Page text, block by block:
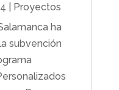
Proyectos
ha
subvención